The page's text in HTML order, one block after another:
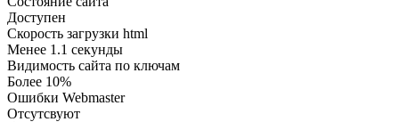
Доступен
Скорость загрузки html
Менее 1.1 секунды
Видимость сайта по ключам
Более 10%
Ошибки Webmaster
Отсутсвуют